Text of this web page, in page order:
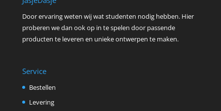
Door ervaring weten wij wat studenten nodig hebben. Hier
proberen we dan ook op in te spelen door passende
producten te leveren en unieke ontwerpen te maken.
Service
Bestellen
Levering